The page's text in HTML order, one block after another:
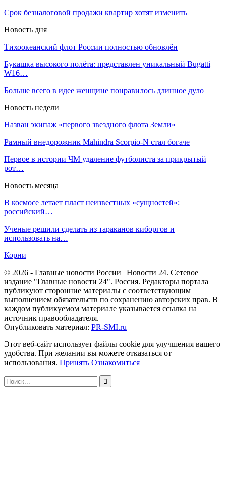
Срок безналоговой продажи квартир хотят изменить
Новость дня
Тихоокеанский флот России полностью обновлён
Букашка высокого полёта: представлен уникальный Bugatti
W16…
Больше всего в идее женщине понравилось длинное дуло
Новость недели
Назван экипаж «первого звездного флота Земли»
Рамный внедорожник Mahindra Scorpio-N стал богаче
Первое в истории ЧМ удаление футболиста за прикрытый
рот…
Новость месяца
В космосе летает пласт неизвестных «сущностей»:
российский…
Ученые решили сделать из тараканов киборгов и
использовать на…
Корни
© 2026 - Главные новости России | Новости 24. Сетевое
издание "Главные новости 24". Россия. Редакторы портала
публикуют сторонние материалы с соответствующим
выполнением обязательств по сохранению авторских прав. В
каждом публикуемом материале указывается ссылка на
источник правообладателя.
Опубликовать материал: PR-SMI.ru
Этот веб-сайт использует файлы cookie для улучшения вашего
удобства. При желании вы можете отказаться от
использования. Принять Ознакомиться